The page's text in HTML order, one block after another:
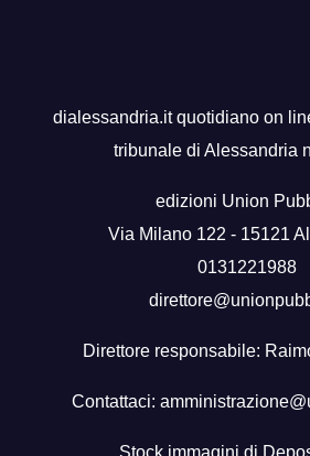
dialessandria.it quotidiano on
tribunale di Alessandria
edizioni Union
Via Milano 122 - 15121
0131221988
Direttore responsabile:
Contattaci:
Stock immagini di